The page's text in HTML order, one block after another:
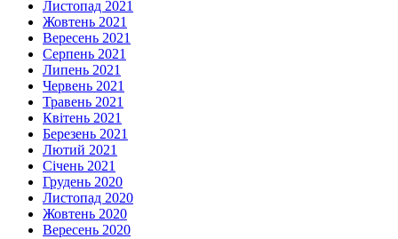
Листопад 2021
Жовтень 2021
Вересень 2021
Серпень 2021
Липень 2021
Червень 2021
Травень 2021
Квітень 2021
Березень 2021
Лютий 2021
Січень 2021
Грудень 2020
Листопад 2020
Жовтень 2020
Вересень 2020